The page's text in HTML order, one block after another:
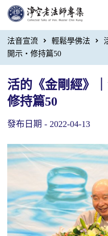
法音宣流 輕鬆學佛法
開示・修持篇50
活的《金剛經》
修持篇50
發布日期 - 2022-04-13